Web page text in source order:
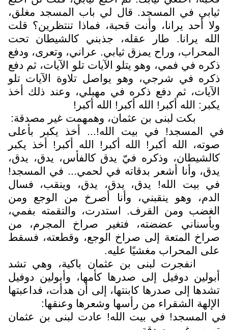
ثيابي في المسجد. قال لي باب المسجد مغلق،
ولا أحد يرانا، وأنت قحبة، فماذا تنتظرين؟ قلت
الله يرانا. طار عقله، جذبني كالشيطان تحت
المحراب، وراح يمزق ثيابي. عراني، وتعرى، ودفع
ذكره في فمي، وهو يتلو الآيات تلو الآيات، ثم دفع
ذكره في شرجي، وهو يواصل تلاوة الآيات تلو
الآيات، ثم دفع ذكره في مهبلي، وعند ذلك أخذ
يكبر: الله أكبر! الله أكبر! الله أكبر!
بكت لبنى بن عثمان، وهمهمت غير مصدقة:
في المسجد! في بيت الله!... أخذ يكبر بأعلى
صوته، الله أكبر! الله أكبر! الله أكبر! أخذ يكبر
كالشيطان، وذكره فيّ يدق كالفأس، يدق، يدق،
يدق، وأنا أشعر بدقاته في لحمي... في المسجد!
في بيت الله! يدق، يدق، يدق، وينقب، فسال
الدم، وهو ينقبني، وأنا أصرخ من الوجع ومن
الغضب ومن القرف. استدرت، والتقمته بفمي،
وبأسناني عضضته، فتغير صراخ المجرم، من
صراخ المتعة إلى صراخ الوجع، وقطعته، فسقط
على المحراب مغشيًا عليه.
انفجرت لبنى بن عثمان باكية، وهي تشد
أبولين دوفيل إلى صدرها كأمها، وأبولين دوفيل
تشدها إلى صدرها كابنتها، إلى أن هدأت، فداعبتها
الإلهة الشقراء من رأسها وشعرها وعنقها:
في المسجد! في بيت الله! عادت لبنى بن عثمان